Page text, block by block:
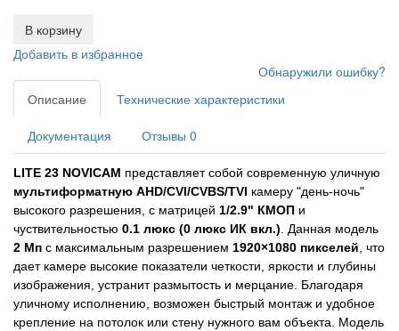
В корзину
Добавить в избранное
Обнаружили ошибку?
Описание
Технические характеристики
Документация Отзывы 0
LITE 23 NOVICAM представляет собой современную уличную
мультиформатную AHD/CVI/CVBS/TVI камеру "день-ночь"
высокого разрешения, с матрицей 1/2.9" КМОП и
чуствительностью 0.1 люкс (0 люкс ИК вкл.). Данная модель
2 Мп с максимальным разрешением 1920×1080 пикселей, что
дает камере высокие показатели четкости, яркости и глубины
изображения, устранит размытость и мерцание. Благодаря
уличному исполнению, возможен быстрый монтаж и удобное
крепление на потолок или стену нужного вам объекта. Модель